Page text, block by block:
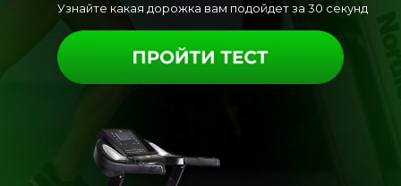
Узнайте какая дорожка вам подойдет за 30 секунд